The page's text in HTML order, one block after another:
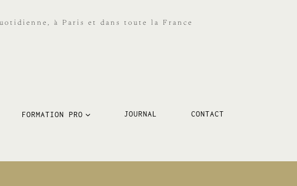
à Paris et dans toute la France
FORMATION PRO JOURNAL CONTACT